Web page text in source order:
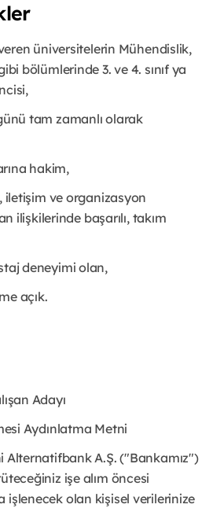
üniversitelerin Mühendislik,
bölümlerinde 3. ve 4. sınıf ya
tam zamanlı olarak
hakim,
iletişim ve organizasyon
ilişkilerinde başarılı, takım
deneyimi olan,
açık.
Adayı
Aydınlatma Metni
Alternatifbank A.Ş. ("Bankamız")
işe alım öncesi
işlenecek olan kişisel verilerinize